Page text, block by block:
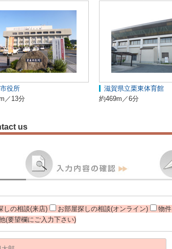
役所
／13分
滋賀県立栗東体育館
約469m／6分
us
しの相談(来店) お部屋探しの相談(オンライン) 物
(要望欄にご入力下さい)